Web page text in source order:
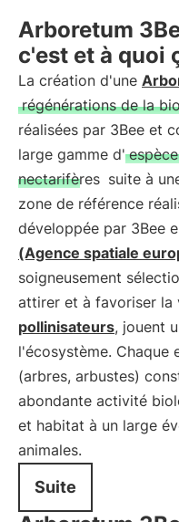
Arboretum
c'est et à quoi
La création d'une
régénérations de la
réalisées par 3Bee et
large gamme d'
nectarifères suite à
zone de référence
développée par 3Bee
(Agence spatiale
soigneusement
attirer et à favoriser la
pollinisateurs, jouent
l'écosystème. Chaque
(arbres, arbustes)
abondante activité
et habitat à un large
animales.
Suite